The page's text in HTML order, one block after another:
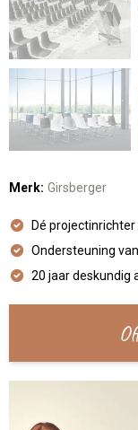
Merk: Girsberger
Dé
Ondersteuning
20 jaar deskundig